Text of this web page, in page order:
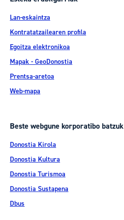
Lan-eskaintza
Kontratatzailearen profila
Egoitza elektronikoa
Mapak - GeoDonostia
Prentsa-aretoa
Web-mapa
Beste webgune korporatibo batzuk
Donostia Kirola
Donostia Kultura
Donostia Turismoa
Donostia Sustapena
Dbus